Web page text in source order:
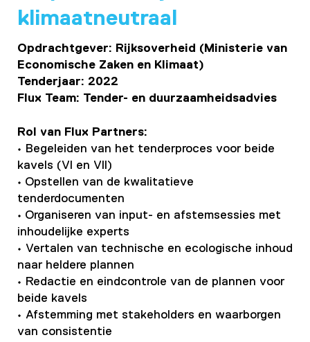
klimaatneutraal
Opdrachtgever: Rijksoverheid (Ministerie van
Economische Zaken en Klimaat)
Tenderjaar: 2022
Flux Team: Tender- en duurzaamheidsadvies
Rol van Flux Partners:
• Begeleiden van het tenderproces voor beide
kavels (VI en VII)
• Opstellen van de kwalitatieve
tenderdocumenten
• Organiseren van input- en afstemsessies met
inhoudelijke experts
• Vertalen van technische en ecologische inhoud
naar heldere plannen
• Redactie en eindcontrole van de plannen voor
beide kavels
• Afstemming met stakeholders en waarborgen
van consistentie